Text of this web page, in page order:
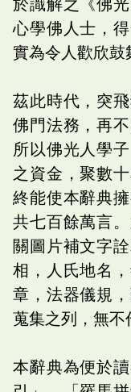
於識解之《佛
心學佛人士，
實為令人歡欣鼓
茲此時代，突
佛門法務，再
所以佛光人學
之資金，聚數
終能使本辭典
共七百餘萬言
關圖片補文字
相，人氏地名
章，法器儀規
蒐集之列，無不
本辭典為便於